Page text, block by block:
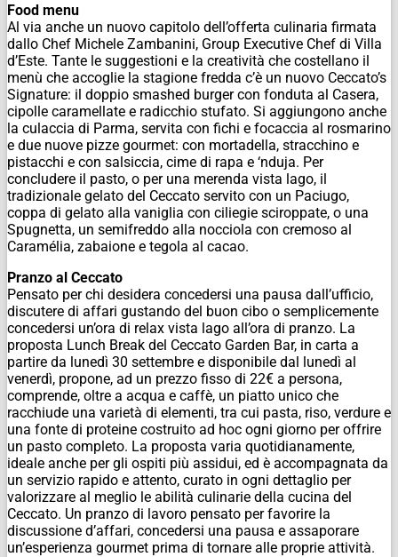
Food menu
Al via anche un nuovo capitolo dell’offerta culinaria firmata
dallo Chef Michele Zambanini, Group Executive Chef di Villa
d’Este. Tante le suggestioni e la creatività che costellano il
menù che accoglie la stagione fredda c’è un nuovo Ceccato’s
Signature: il doppio smashed burger con fonduta al Casera,
cipolle caramellate e radicchio stufato. Si aggiungono anche
la culaccia di Parma, servita con fichi e focaccia al rosmarino
e due nuove pizze gourmet: con mortadella, stracchino e
pistacchi e con salsiccia, cime di rapa e ‘nduja. Per
concludere il pasto, o per una merenda vista lago, il
tradizionale gelato del Ceccato servito con un Paciugo,
coppa di gelato alla vaniglia con ciliegie sciroppate, o una
Spugnetta, un semifreddo alla nocciola con cremoso al
Caramélia, zabaione e tegola al cacao.
Pranzo al Ceccato
Pensato per chi desidera concedersi una pausa dall’ufficio,
discutere di affari gustando del buon cibo o semplicemente
concedersi un’ora di relax vista lago all’ora di pranzo. La
proposta Lunch Break del Ceccato Garden Bar, in carta a
partire da lunedì 30 settembre e disponibile dal lunedì al
venerdì, propone, ad un prezzo fisso di 22€ a persona,
comprende, oltre a acqua e caffè, un piatto unico che
racchiude una varietà di elementi, tra cui pasta, riso, verdure e
una fonte di proteine costruito ad hoc ogni giorno per offrire
un pasto completo. La proposta varia quotidianamente,
ideale anche per gli ospiti più assidui, ed è accompagnata da
un servizio rapido e attento, curato in ogni dettaglio per
valorizzare al meglio le abilità culinarie della cucina del
Ceccato. Un pranzo di lavoro pensato per favorire la
discussione d’affari, concedersi una pausa e assaporare
un’esperienza gourmet prima di tornare alle proprie attività.